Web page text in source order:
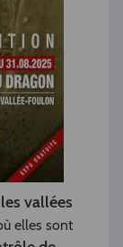
vallées
elles sont